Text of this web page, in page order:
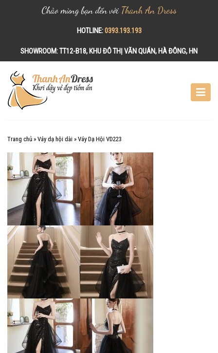
Chào mừng bạn đến với Thanh An Dress
HOTLINE:0393.193.193
SHOWROOM:TT12-B18, KHU ĐÔ THỊ VĂN QUÁN, HÀ ĐÔNG, HN
Trang chủ » Váy dạ hội dài » Váy Dạ Hội VD223